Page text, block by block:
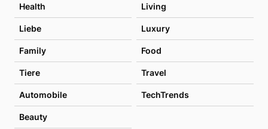
Health Living
Liebe Luxury
Family Food
Tiere Travel
Automobile TechTrends
Beauty